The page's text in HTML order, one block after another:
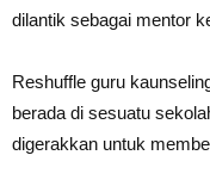
dilantik sebagai mentor
Reshuffle guru
berada di sesuatu
digerakkan untuk